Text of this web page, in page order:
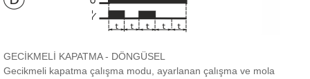
GECİKMELİ KAPATMA - DÖNGÜSEL
Gecikmeli kapatma çalışma modu, ayarlanan çalışma ve mola